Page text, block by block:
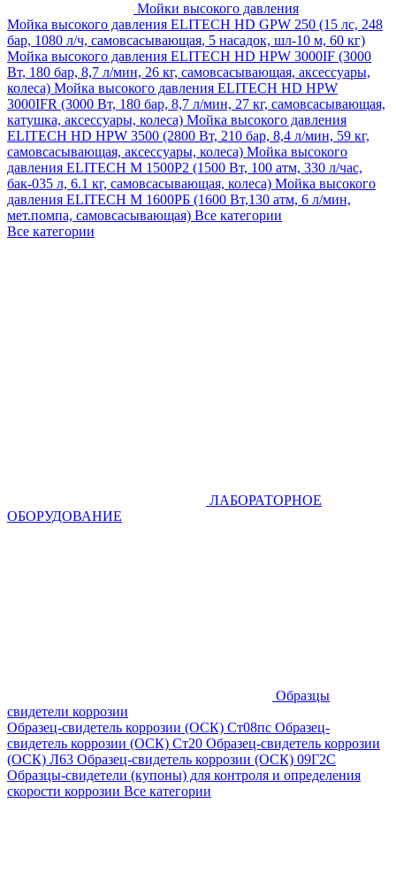
Мойки высокого давления
Мойка высокого давления ELITECH HD GPW 250 (15 лс, 248
бар, 1080 л/ч, самовсасывающая, 5 насадок, шл-10 м, 60 кг)
Мойка высокого давления ELITECH HD HPW 3000IF (3000
Вт, 180 бар, 8,7 л/мин, 26 кг, самовсасывающая, аксессуары,
колеса) Мойка высокого давления ELITECH HD HPW
3000IFR (3000 Вт, 180 бар, 8,7 л/мин, 27 кг, самовсасывающая,
катушка, аксессуары, колеса) Мойка высокого давления
ELITECH HD HPW 3500 (2800 Вт, 210 бар, 8,4 л/мин, 59 кг,
самовсасывающая, аксессуары, колеса) Мойка высокого
давления ELITECH M 1500P2 (1500 Вт, 100 атм, 330 л/час,
бак-035 л, 6.1 кг, самовсасывающая, колеса) Мойка высокого
давления ELITECH М 1600РБ (1600 Вт,130 атм, 6 л/мин,
мет.помпа, самовсасывающая) Все категории
Все категории
ЛАБОРАТОРНОЕ
ОБОРУДОВАНИЕ
Образцы
свидетели коррозии
Образец-свидетель коррозии (ОСК) Ст08пс Образец-
свидетель коррозии (ОСК) Ст20 Образец-свидетель коррозии
(ОСК) Л63 Образец-свидетель коррозии (ОСК) 09Г2С
Образцы-свидетели (купоны) для контроля и определения
скорости коррозии Все категории